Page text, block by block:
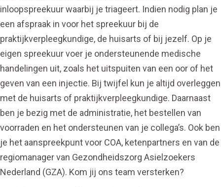
inloopspreekuur waarbij je triageert. Indien nodig plan je
een afspraak in voor het spreekuur bij de
praktijkverpleegkundige, de huisarts of bij jezelf. Op je
eigen spreekuur voer je ondersteunende medische
handelingen uit, zoals het uitspuiten van een oor of het
geven van een injectie. Bij twijfel kun je altijd overleggen
met de huisarts of praktijkverpleegkundige. Daarnaast
ben je bezig met de administratie, het bestellen van
voorraden en het ondersteunen van je collega’s. Ook ben
je het aanspreekpunt voor COA, ketenpartners en van de
regiomanager van Gezondheidszorg Asielzoekers
Nederland (GZA). Kom jij ons team versterken?